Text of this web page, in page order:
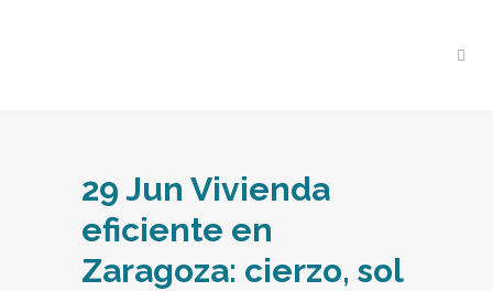
29 Jun Vivienda
eficiente en
Zaragoza: cierzo, sol